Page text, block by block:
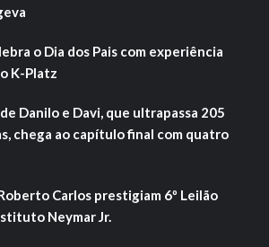
o Dia dos Pais com experiência
K-Platz
Danilo e Davi, que ultrapassa 205
chega ao capítulo final com quatro
Carlos prestigiam 6º Leilão
Neymar Jr.